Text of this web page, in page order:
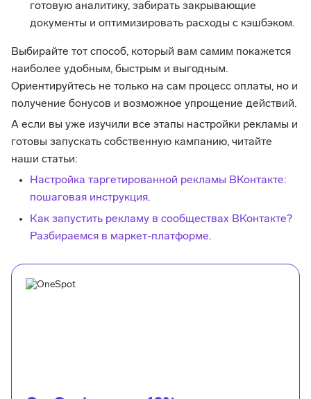
готовую аналитику, забирать закрывающие
документы и оптимизировать расходы с кэшбэком.
Выбирайте тот способ, который вам самим покажется
наиболее удобным, быстрым и выгодным.
Ориентируйтесь не только на сам процесс оплаты, но и
получение бонусов и возможное упрощение действий.
А если вы уже изучили все этапы настройки рекламы и
готовы запускать собственную кампанию, читайте
наши статьи:
Настройка таргетированной рекламы ВКонтакте:
пошаговая инструкция.
Как запустить рекламу в сообществах ВКонтакте?
Разбираемся в маркет-платформе.